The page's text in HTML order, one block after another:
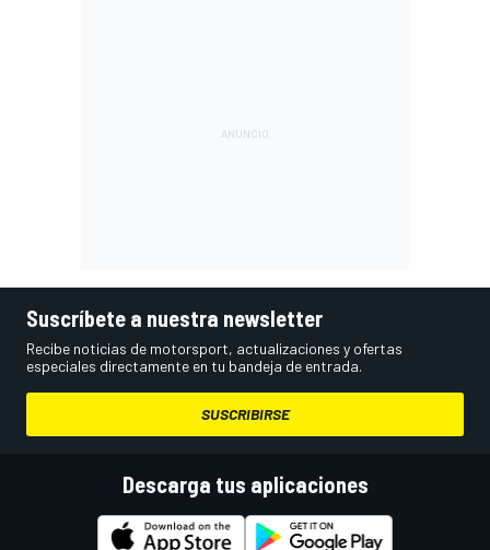
Suscríbete a nuestra newsletter
Recibe noticias de motorsport, actualizaciones y ofertas
especiales directamente en tu bandeja de entrada.
SUSCRIBIRSE
Descarga tus aplicaciones